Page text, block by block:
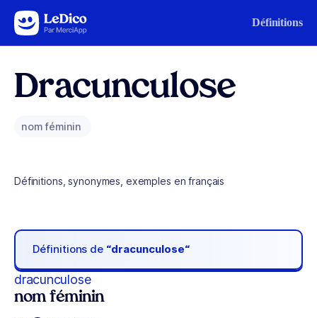
Aller au contenu Définitions
Dracunculose
nom féminin
Définitions, synonymes, exemples en français
Définitions de “dracunculose“
dracunculose
nom féminin